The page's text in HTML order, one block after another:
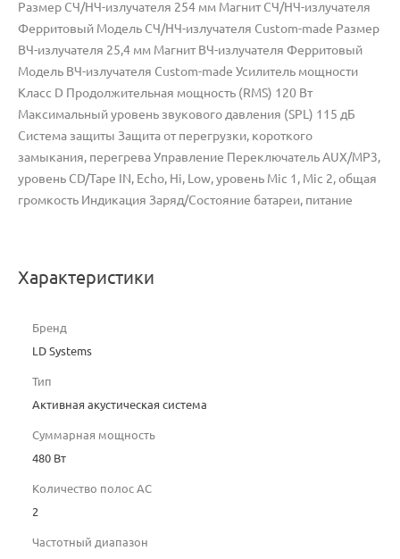
Размер СЧ/НЧ-излучателя 254 мм Магнит СЧ/НЧ-излучателя
Ферритовый Модель СЧ/НЧ-излучателя Custom-made Размер
ВЧ-излучателя 25,4 мм Магнит ВЧ-излучателя Ферритовый
Модель ВЧ-излучателя Custom-made Усилитель мощности
Класс D Продолжительная мощность (RMS) 120 Вт
Максимальный уровень звукового давления (SPL) 115 дБ
Система защиты Защита от перегрузки, короткого
замыкания, перегрева Управление Переключатель AUX/MP3,
уровень CD/Tape IN, Echo, Hi, Low, уровень Mic 1, Mic 2, общая
громкость Индикация Заряд/Состояние батареи, питание
Характеристики
Бренд
LD Systems
Тип
Активная акустическая система
Суммарная мощность
480 Вт
Количество полос AC
2
Частотный диапазон